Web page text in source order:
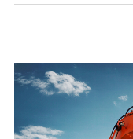
uns
im
Internet